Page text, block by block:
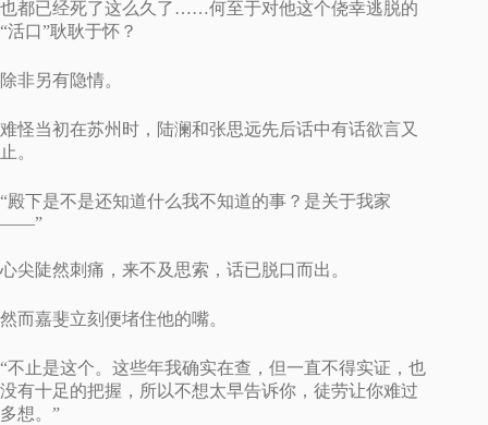
也都已经死了这么久了……何至于对他这个侥幸逃脱的
“活口”耿耿于怀？
除非另有隐情。
难怪当初在苏州时，陆澜和张思远先后话中有话欲言又
止。
“殿下是不是还知道什么我不知道的事？是关于我家
——”
心尖陡然刺痛，来不及思索，话已脱口而出。
然而嘉斐立刻便堵住他的嘴。
“不止是这个。这些年我确实在查，但一直不得实证，也
没有十足的把握，所以不想太早告诉你，徒劳让你难过
多想。”